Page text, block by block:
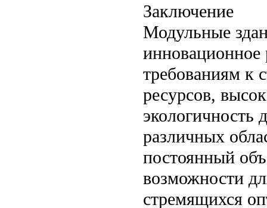
Заключение
Модульные
инновационное
требованиям к
ресурсов,
различных
постоянный
возможности
стремящихся